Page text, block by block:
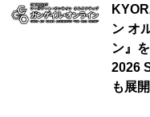
ン オ
ン』
2026
も展開